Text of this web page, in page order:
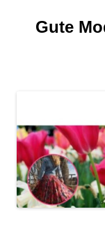
springenGute